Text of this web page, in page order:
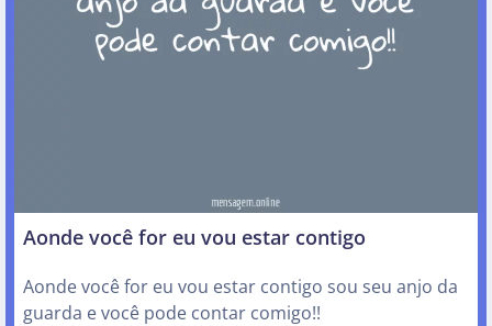
Aonde você for eu vou estar contigo
Aonde você for eu vou estar contigo sou seu anjo da
guarda e você pode contar comigo!!